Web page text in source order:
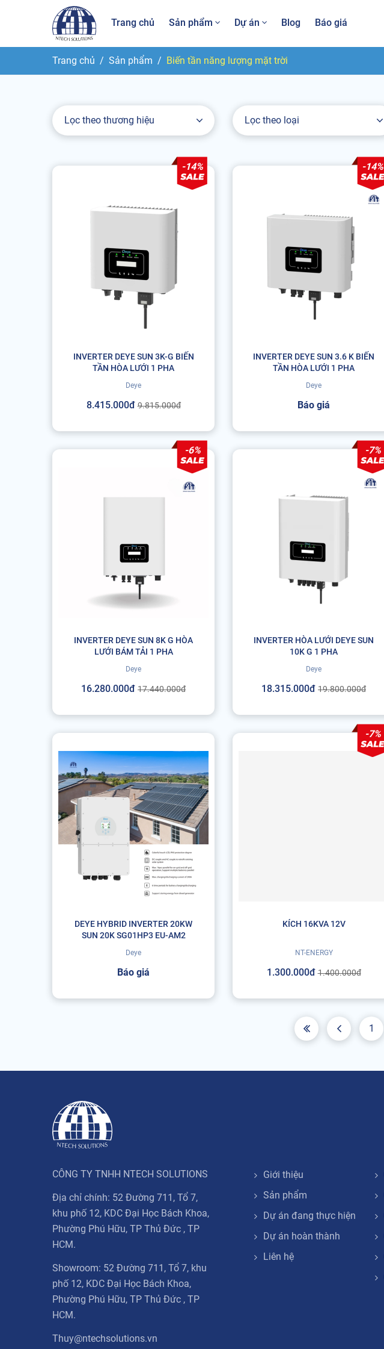
Trang chủ Sản phẩm Dự án Blog Báo giá
Trang chủ Sản phẩm Biến tần năng lượng mặt trời
Lọc theo thương hiệu Lọc theo loại
-14%
INVERTER DEYE SUN 3K-G BIẾN
TẦN HÒA LƯỚI 1 PHA
Deye
8.415.000đ 9.815.000đ
-14%
INVERTER DEYE SUN 3.6 K BIẾN
TẦN HÒA LƯỚI 1 PHA
Deye
Báo giá
-6%
INVERTER DEYE SUN 8K G HÒA
LƯỚI BÁM TẢI 1 PHA
Deye
16.280.000đ 17.440.000đ
-7%
INVERTER HÒA LƯỚI DEYE SUN
10K G 1 PHA
Deye
18.315.000đ 19.800.000đ
DEYE HYBRID INVERTER 20KW
SUN 20K SG01HP3 EU-AM2
Deye
Báo giá
-7%
KÍCH 16KVA 12V
NT-ENERGY
1.300.000đ 1.400.000đ
1
CÔNG TY TNHH NTECH SOLUTIONS
Địa chỉ chính: 52 Đường 711, Tổ 7,
khu phố 12, KDC Đại Học Bách Khoa,
Phường Phú Hữu, TP Thủ Đức , TP
HCM.
Showroom: 52 Đường 711, Tổ 7, khu
phố 12, KDC Đại Học Bách Khoa,
Phường Phú Hữu, TP Thủ Đức , TP
HCM.
Thuy@ntechsolutions.vn
Giới thiệu
Sản phẩm
Dự án đang thực hiện
Dự án hoàn thành
Liên hệ